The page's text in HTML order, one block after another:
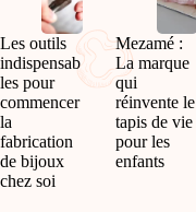
Les outils
indispensab
les pour
commencer
la
fabrication
de bijoux
chez soi
Mezamé :
La marque
qui
réinvente le
tapis de vie
pour les
enfants